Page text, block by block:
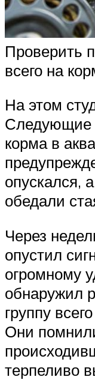
Проверить
всего на
На этом
Следующие
корма в
опускался,
обедали
Через
опустил
огромному
обнаружил
группу
Они
терпеливо